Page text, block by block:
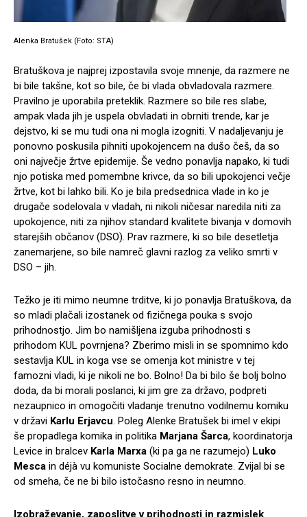
Alenka Bratušek (Foto: STA)
Bratuškova je najprej izpostavila svoje mnenje, da razmere ne
bi bile takšne, kot so bile, če bi vlada obvladovala razmere.
Pravilno je uporabila preteklik. Razmere so bile res slabe,
ampak vlada jih je uspela obvladati in obrniti trende, kar je
dejstvo, ki se mu tudi ona ni mogla izogniti. V nadaljevanju je
ponovno poskusila pihniti upokojencem na dušo češ, da so
oni največje žrtve epidemije. Še vedno ponavlja napako, ki tudi
njo potiska med pomembne krivce, da so bili upokojenci večje
žrtve, kot bi lahko bili. Ko je bila predsednica vlade in ko je
drugače sodelovala v vladah, ni nikoli ničesar naredila niti za
upokojence, niti za njihov standard kvalitete bivanja v domovih
starejših občanov (DSO). Prav razmere, ki so bile desetletja
zanemarjene, so bile namreč glavni razlog za veliko smrti v
DSO – jih.
Težko je iti mimo neumne trditve, ki jo ponavlja Bratuškova, da
so mladi plačali izostanek od fizičnega pouka s svojo
prihodnostjo. Jim bo namišljena izguba prihodnosti s
prihodom KUL povrnjena? Zberimo misli in se spomnimo kdo
sestavlja KUL in koga vse se omenja kot ministre v tej
famozni vladi, ki je nikoli ne bo. Bolno! Da bi bilo še bolj bolno
doda, da bi morali poslanci, ki jim gre za državo, podpreti
nezaupnico in omogočiti vladanje trenutno vodilnemu komiku
v državi Karlu Erjavcu. Poleg Alenke Bratušek bi imel v ekipi
še propadlega komika in politika Marjana Šarca, koordinatorja
Levice in bralcev Karla Marxa (ki pa ga ne razumejo) Luko
Mesca in déjà vu komuniste Socialne demokrate. Zvijal bi se
od smeha, če ne bi bilo istočasno resno in neumno.
Izobraževanje, zaposlitve v prihodnosti in razmislek